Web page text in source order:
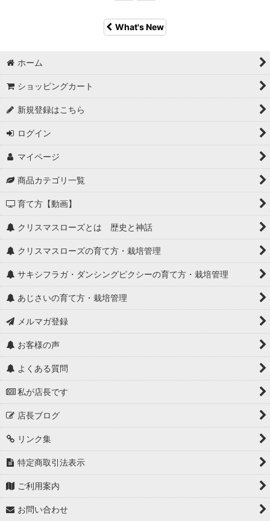
What's New
ホーム
ショッピングカート
新規登録はこちら
ログイン
マイページ
商品カテゴリ一覧
育て方【動画】
クリスマスローズとは 歴史と神話
クリスマスローズの育て方・栽培管理
サキシフラガ・ダンシングピクシーの育て方・栽培管理
あじさいの育て方・栽培管理
メルマガ登録
お客様の声
よくある質問
私が店長です
店長ブログ
リンク集
特定商取引法表示
ご利用案内
お問い合わせ